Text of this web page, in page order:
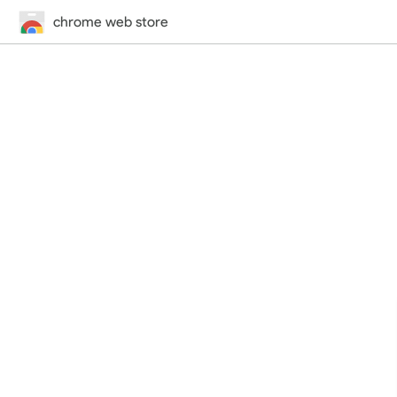
chrome web store